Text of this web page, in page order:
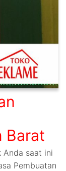
Barat
Anda saat ini
Pembuatan